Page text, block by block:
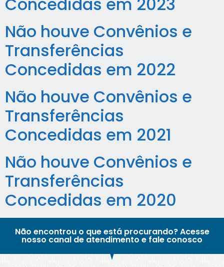
Não houve Convênios e
Transferências
Concedidas em 2022
Não houve Convênios e
Transferências
Concedidas em 2021
Não houve Convênios e
Transferências
Concedidas em 2020
Não encontrou o que está procurando? Acesse
nosso canal de atendimento e fale conosco